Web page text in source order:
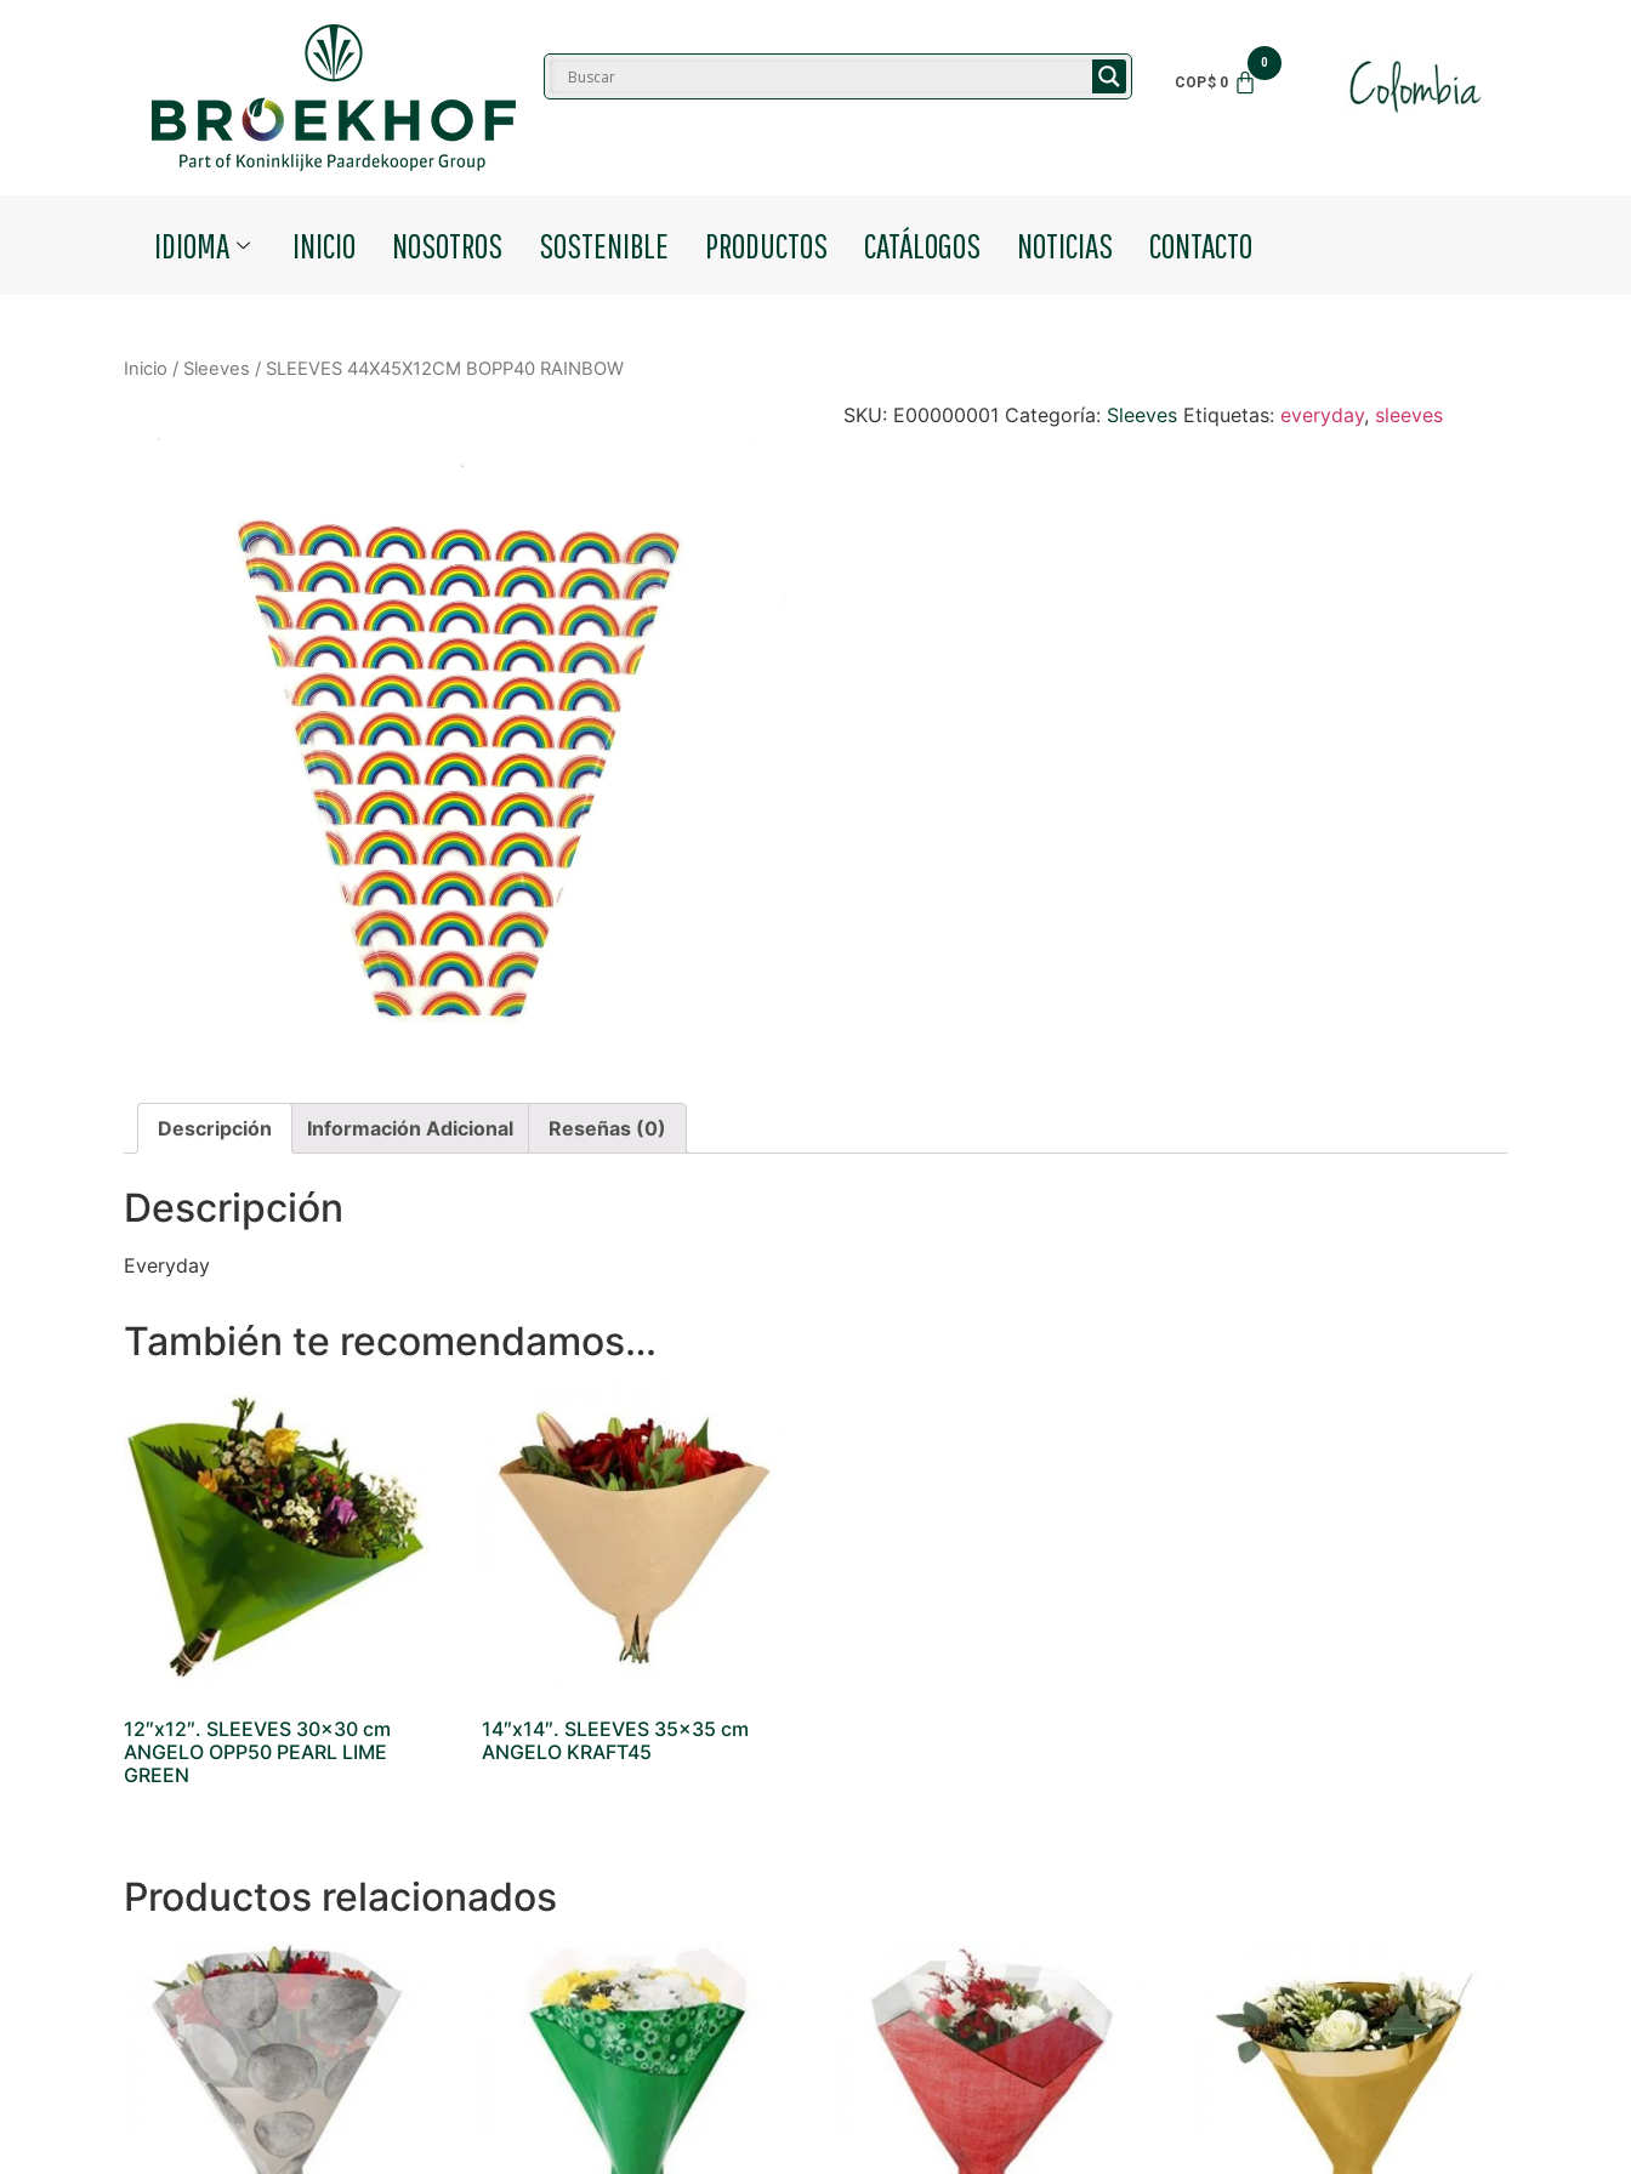
$ 0
IDIOMA INICIO NOSOTROS SOSTENIBLE PRODUCTOS CATÁLOGOS NOTICIAS CONTACTO
Inicio / Sleeves / SLEEVES 44X45X12CM BOPP40 RAINBOW
SKU: E00000001 Categoría: Sleeves Etiquetas: everyday, sleeves
Descripción Información Adicional Reseñas (0)
Descripción
Everyday
También te recomendamos…
12″x12″. SLEEVES 30×30 cm
ANGELO OPP50 PEARL LIME
GREEN
14″x14″. SLEEVES 35×35 cm
ANGELO KRAFT45
Productos relacionados